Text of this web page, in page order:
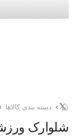
دسته بندی کالاها
شلوارک